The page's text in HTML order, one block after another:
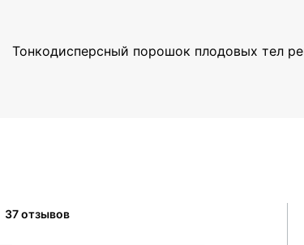
Тонкодисперсный порошок плодовых тел
37 отзывов